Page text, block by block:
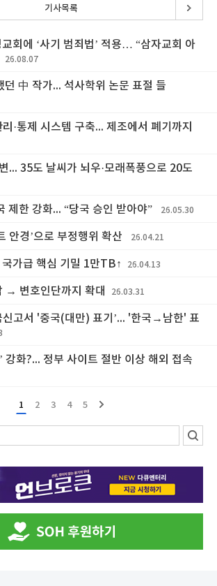
기사목록
회에 ‘사기 범죄법’ 적용… “삼자교회 아
26.08.07
던 中 작가... 석사학위 논문 표절 들
·통제 시스템 구축... 제조에서 폐기까지
... 35도 날씨가 뇌우·모래폭풍으로 20도
제한 강화... “당국 승인 받아야” 26.05.30
안경’으로 부정행위 확산 26.04.21
가급 핵심 기밀 1만TB↑ 26.04.13
→ 변호인단까지 확대 26.03.31
고서 '중국(대만) 표기’... '한국→남한' 표
강화?... 정부 사이트 절반 이상 해외 접속
1 2 3 4 5